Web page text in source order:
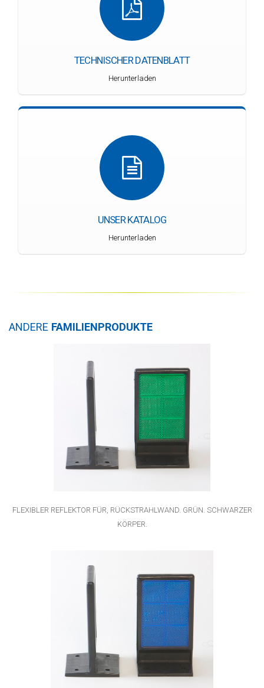
TECHNISCHER DATENBLATT
Herunterladen
UNSER KATALOG
Herunterladen
ANDERE FAMILIENPRODUKTE
FLEXIBLER REFLEKTOR FÜR, RÜCKSTRAHLWAND. GRÜN. SCHWARZER
KÖRPER.